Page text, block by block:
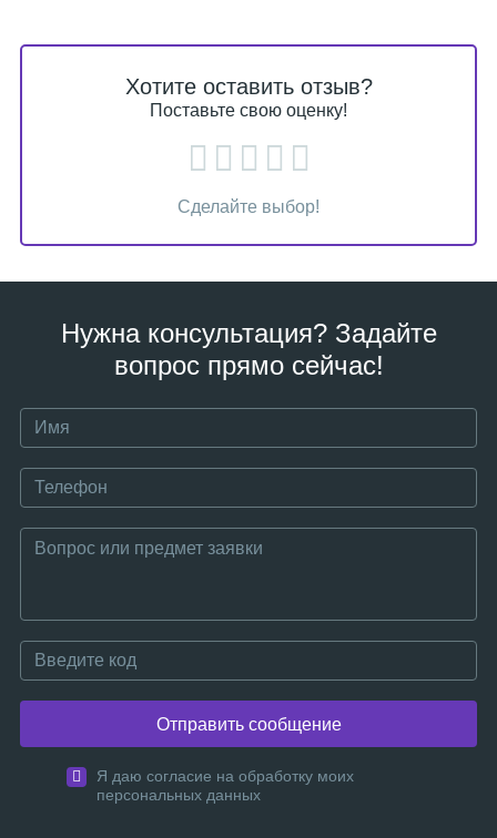
Хотите оставить отзыв?
Поставьте свою оценку!
Сделайте выбор!
Нужна консультация? Задайте
вопрос прямо сейчас!
Отправить сообщение
Я даю согласие на обработку моих
персональных данных